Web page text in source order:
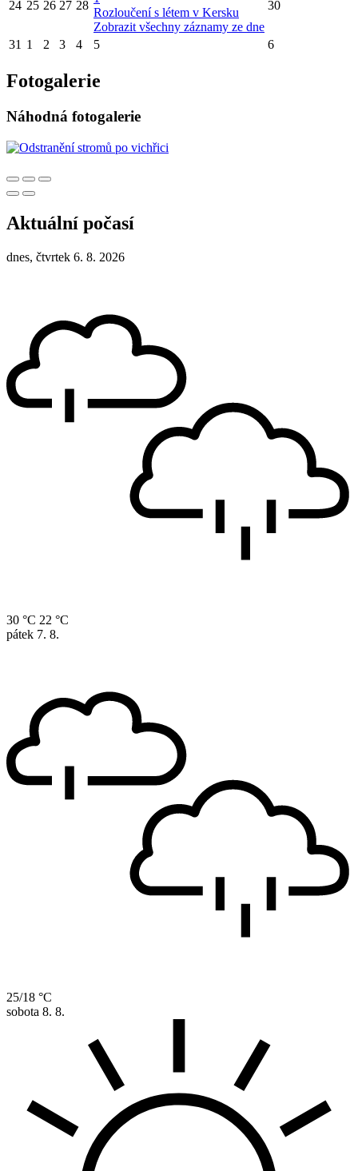
24 25 26 27 28
Rozloučení s létem v Kersku
Zobrazit všechny záznamy ze dne
30
31 1 2 3 4 5 6
Fotogalerie
Náhodná fotogalerie
Aktuální počasí
dnes, čtvrtek 6. 8. 2026
30 °C 22 °C
pátek 7. 8.
25/18 °C
sobota 8. 8.